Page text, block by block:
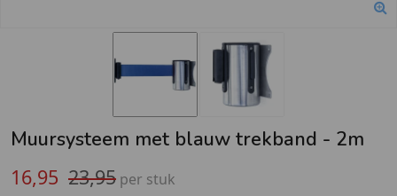
Muursysteem met blauw trekband - 2m
16,95 23,95 per stuk